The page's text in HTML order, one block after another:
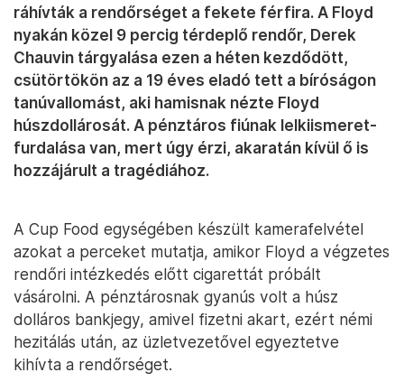
ráhívták a rendőrséget a fekete férfira. A Floyd
nyakán közel 9 percig térdeplő rendőr, Derek
Chauvin tárgyalása ezen a héten kezdődött,
csütörtökön az a 19 éves eladó tett a bíróságon
tanúvallomást, aki hamisnak nézte Floyd
húszdollárosát. A pénztáros fiúnak lelkiismeret-
furdalása van, mert úgy érzi, akaratán kívül ő is
hozzájárult a tragédiához.
A Cup Food egységében készült kamerafelvétel
azokat a perceket mutatja, amikor Floyd a végzetes
rendőri intézkedés előtt cigarettát próbált
vásárolni. A pénztárosnak gyanús volt a húsz
dolláros bankjegy, amivel fizetni akart, ezért némi
hezitálás után, az üzletvezetővel egyeztetve
kihívta a rendőrséget.